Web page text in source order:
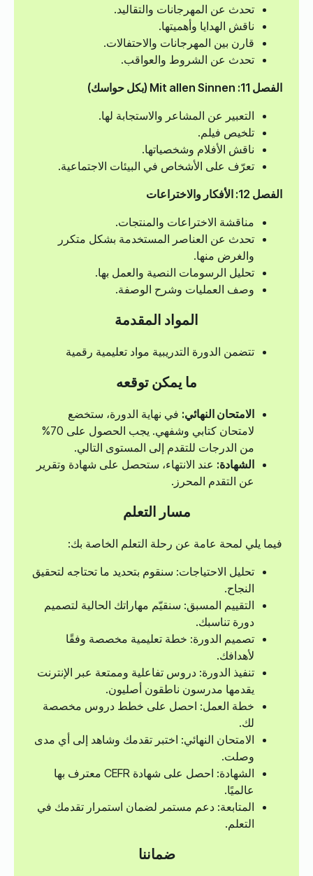
تحدث عن المهرجانات والتقاليد.
ناقش الهدايا وأهميتها.
قارن بين المهرجانات والاحتفالات.
تحدث عن الشروط والعواقب.
الفصل 11: Mit allen Sinnen (بكل حواسك)
التعبير عن المشاعر والاستجابة لها.
تلخيص فيلم.
ناقش الأفلام وشخصياتها.
تعرّف على الأشخاص في البيئات الاجتماعية.
الفصل 12: الأفكار والاختراعات
مناقشة الاختراعات والمنتجات.
تحدث عن العناصر المستخدمة بشكل متكرر
والغرض منها.
تحليل الرسومات النصية والعمل بها.
وصف العمليات وشرح الوصفة.
المواد المقدمة
تتضمن الدورة التدريبية مواد تعليمية رقمية
ما يمكن توقعه
الامتحان النهائي: في نهاية الدورة، ستخضع
لامتحان كتابي وشفهي. يجب الحصول على 70%
من الدرجات للتقدم إلى المستوى التالي.
الشهادة: عند الانتهاء، ستحصل على شهادة وتقرير
عن التقدم المحرز.
مسار التعلم
فيما يلي لمحة عامة عن رحلة التعلم الخاصة بك:
تحليل الاحتياجات: سنقوم بتحديد ما تحتاجه لتحقيق
النجاح.
التقييم المسبق: سنقيّم مهاراتك الحالية لتصميم
دورة تناسبك.
تصميم الدورة: خطة تعليمية مخصصة وفقًا
لأهدافك.
تنفيذ الدورة: دروس تفاعلية وممتعة عبر الإنترنت
يقدمها مدرسون ناطقون أصليون.
خطة العمل: احصل على خطط دروس مخصصة
لك.
الامتحان النهائي: اختبر تقدمك وشاهد إلى أي مدى
وصلت.
الشهادة: احصل على شهادة CEFR معترف بها
عالميًا.
المتابعة: دعم مستمر لضمان استمرار تقدمك في
التعلم.
ضماننا